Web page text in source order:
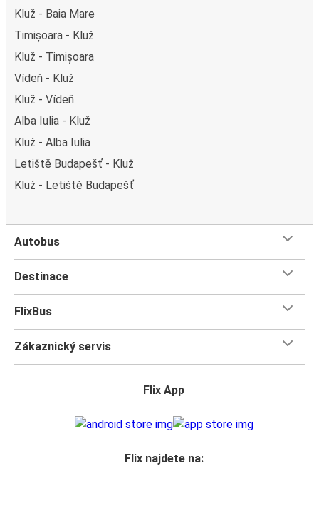
Kluž - Baia Mare
Timișoara - Kluž
Kluž - Timișoara
Vídeň - Kluž
Kluž - Vídeň
Alba Iulia - Kluž
Kluž - Alba Iulia
Letiště Budapešť - Kluž
Kluž - Letiště Budapešť
Autobus
Destinace
FlixBus
Zákaznický servis
Flix App
Flix najdete na: